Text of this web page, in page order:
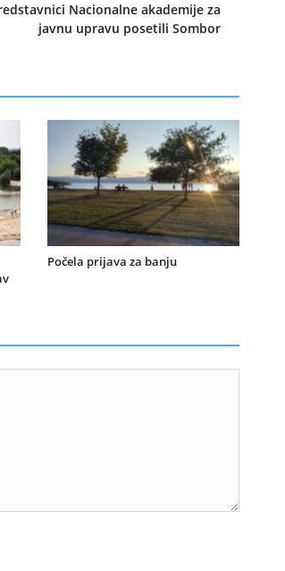
Nacionalne akademije za
javnu upravu posetili Sombor
Počela prijava za banju